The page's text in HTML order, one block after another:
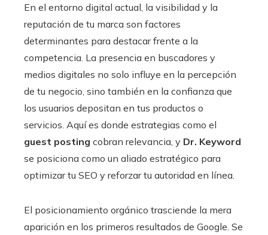
En el entorno digital actual, la visibilidad y la
reputación de tu marca son factores
determinantes para destacar frente a la
competencia. La presencia en buscadores y
medios digitales no solo influye en la percepción
de tu negocio, sino también en la confianza que
los usuarios depositan en tus productos o
servicios. Aquí es donde estrategias como el
guest posting cobran relevancia, y Dr. Keyword
se posiciona como un aliado estratégico para
optimizar tu SEO y reforzar tu autoridad en línea.
El posicionamiento orgánico trasciende la mera
aparición en los primeros resultados de Google. Se